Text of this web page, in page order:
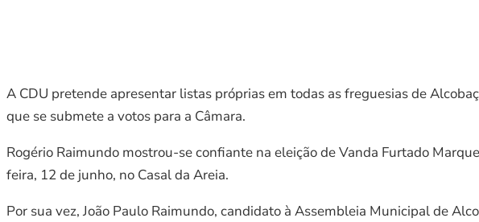
A CDU pretende apresentar listas próprias em todas as freguesias de
que se submete a votos para a Câmara.
Rogério Raimundo mostrou-se confiante na eleição de Vanda Furtado
feira, 12 de junho, no Casal da Areia.
Por sua vez, João Paulo Raimundo, candidato à Assembleia Municipal de